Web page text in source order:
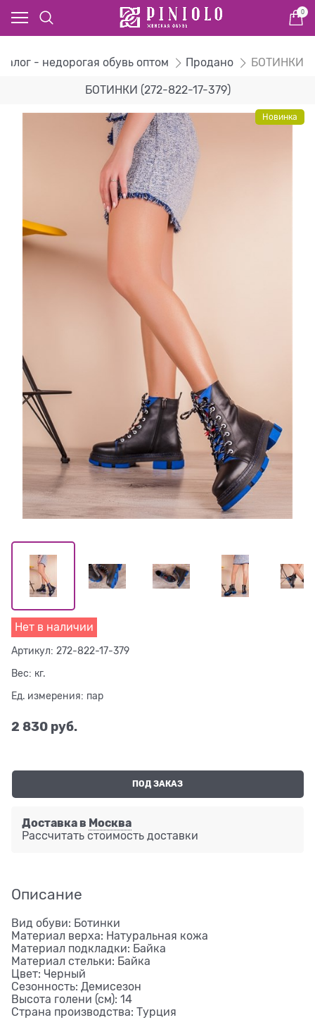
0
- недорогая обувь оптом Продано БОТИНКИ
БОТИНКИ (272-822-17-379)
Новинка
Нет в наличии
Артикул: 272-822-17-379
Вес: кг.
Ед. измерения: пар
2 830 руб.
ПОД ЗАКАЗ
Доставка в Москва
Рассчитать стоимость доставки
Описание
Вид обуви: Ботинки
Материал верха: Натуральная кожа
Материал подкладки: Байка
Материал стельки: Байка
Цвет: Черный
Сезонность: Демисезон
Высота голени (см): 14
Страна производства: Турция